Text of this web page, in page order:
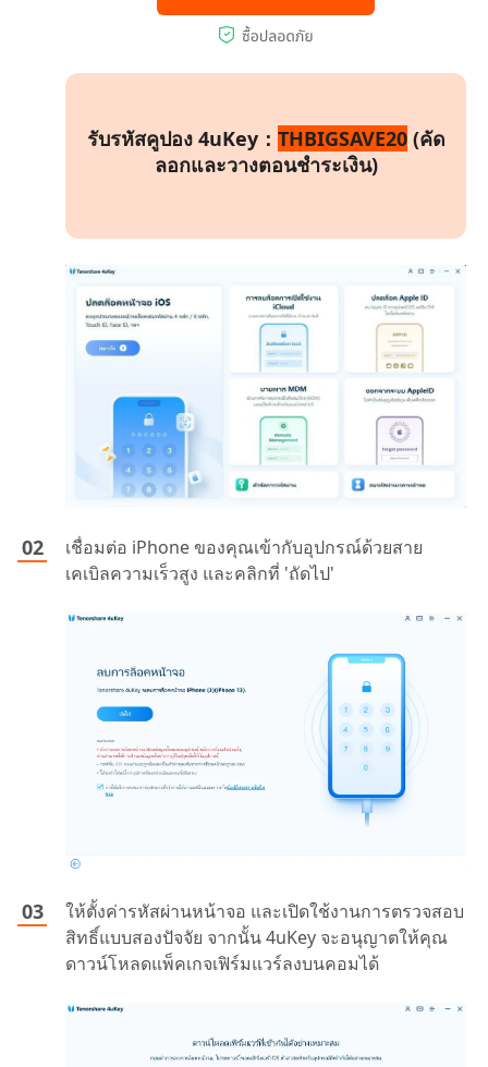
รับรหัสคูปอง 4uKey： THBIGSAVE20(คัด
ลอกและวางตอนชำระเงิน)
เชื่อมต่อ iPhone ของคุณเข้ากับอุปกรณ์ด้วยสาย
เคเบิลความเร็วสูง และคลิกที่ 'ถัดไป'
ให้ตั้งค่ารหัสผ่านหน้าจอ และเปิดใช้งานการตรวจสอบ
สิทธิ์แบบสองปัจจัย จากนั้น 4uKey จะอนุญาตให้คุณ
ดาวน์โหลดแพ็คเกจเฟิร์มแวร์ลงบนคอมได้